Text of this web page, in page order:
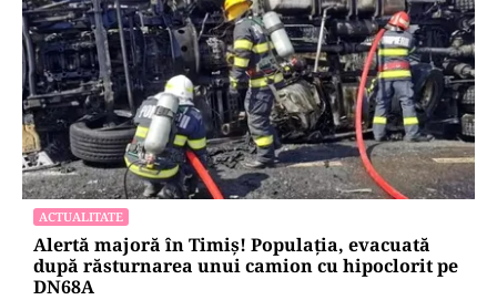
ACTUALITATE
Alertă majoră în Timiș! Populația, evacuată
după răsturnarea unui camion cu hipoclorit pe
DN68A